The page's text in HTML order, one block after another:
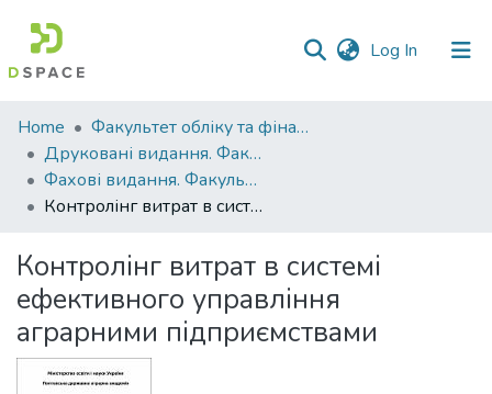
Log In (current)
Communities
&
Collections
All of DSpace
Statistics
Home
Факультет обліку та фінансів
Друковані видання. Факультет обліку та фінансів
Фахові видання. Факультет обліку та фінансів
Контролінг витрат в системі ефективного управління аграрними підприємствами
Контролінг витрат в системі
ефективного управління
аграрними підприємствами